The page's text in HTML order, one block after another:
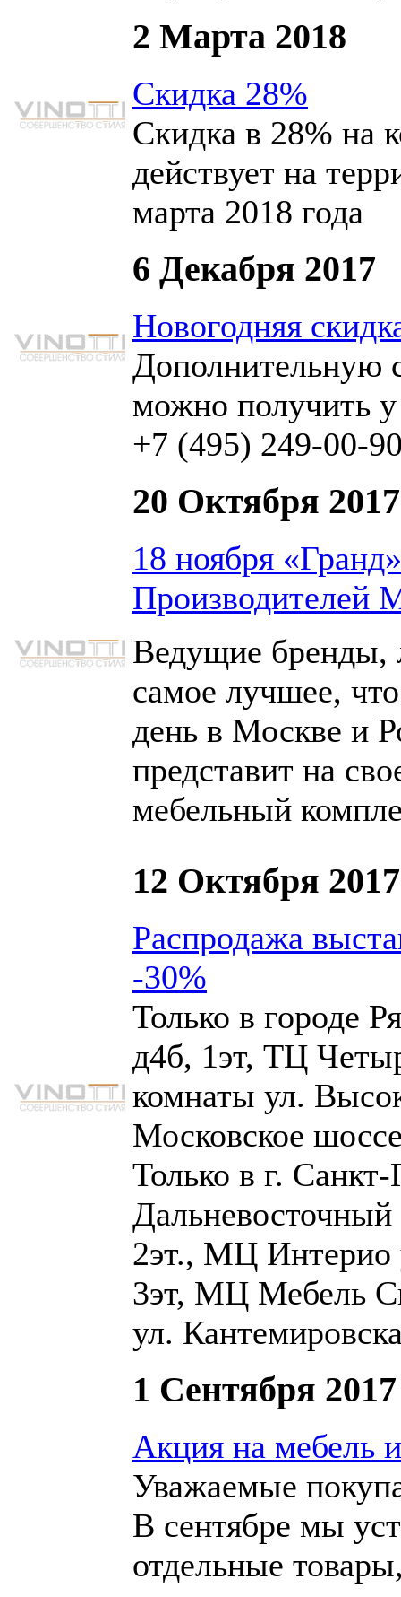
2 Марта 2018
Скидка 28%
Скидка в 28% на
действует на
марта 2018 года
6 Декабря 2017
Новогодняя
Дополнительную
можно получить
+7 (495) 249-00-
20 Октября 2017
18 ноября
Производителей
Ведущие бренды,
самое лучшее,
день в Москве и
представит на
мебельный
12 Октября 2017
Распродажа
-30%
Только в городе
д4б, 1эт, ТЦ
комнаты ул.
Московское
Только в г.
2эт., МЦ Интерио
3эт, МЦ Мебель
ул.
1 Сентября 2017
Акция на мебель
Уважаемые
В сентябре мы
отдельные